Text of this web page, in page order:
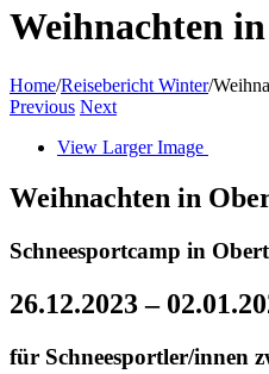
Weihnachten
Home/Reisebericht Winter/
Previous Next
View Larger Image
Weihnachten in
Schneesportcamp in
26.12.2023 –
für Schneesportler/innen